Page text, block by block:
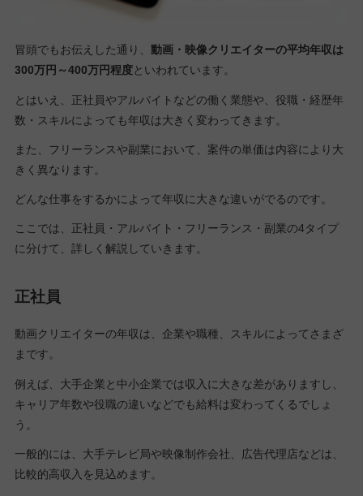
冒頭でもお伝えした通り、 動画・映像クリエイターの平均年収は
300万円～400万円程度といわれています。
とはいえ、正社員やアルバイトなどの働く業態や、役職・経歴年
数・スキルによっても年収は大きく変わってきます。
また、フリーランスや副業において、案件の単価は内容により大
きく異なります。
どんな仕事をするかによって年収に大きな違いがでるのです。
ここでは、正社員・アルバイト・フリーランス・副業の4タイプ
に分けて、詳しく解説していきます。
正社員
動画クリエイターの年収は、企業や職種、スキルによってさまざ
まです。
例えば、大手企業と中小企業では収入に大きな差がありますし、
キャリア年数や役職の違いなどでも給料は変わってくるでしょ
う。
一般的には、大手テレビ局や映像制作会社、広告代理店などは、
比較的高収入を見込めます。